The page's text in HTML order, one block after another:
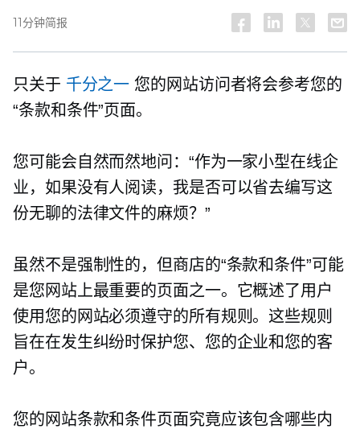
11分钟简报
只关于 千分之一 您的网站访问者将会参考您的
“条款和条件”页面。
您可能会自然而然地问：“作为一家小型在线企
业，如果没有人阅读，我是否可以省去编写这
份无聊的法律文件的麻烦？”
虽然不是强制性的，但商店的“条款和条件”可能
是您网站上最重要的页面之一。它概述了用户
使用您的网站必须遵守的所有规则。这些规则
旨在在发生纠纷时保护您、您的企业和您的客
户。
您的网站条款和条件页面究竟应该包含哪些内